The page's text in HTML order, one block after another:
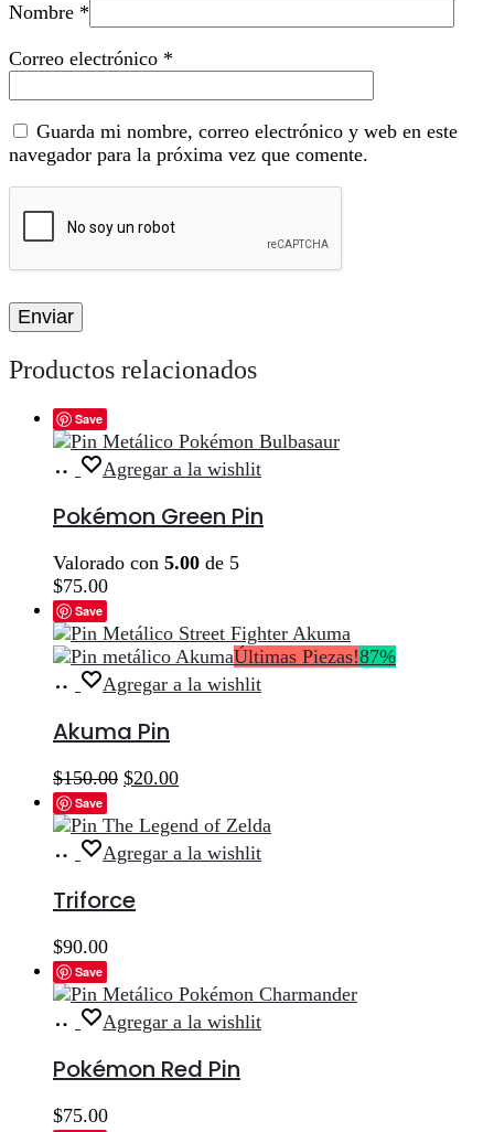
Nombre *
Correo electrónico *
Guarda mi nombre, correo electrónico y web en este
navegador para la próxima vez que comente.
Productos relacionados
Save
Añadir
carrito
Agregar a la wishlit
Pokémon Green Pin
Valorado con 5.00 de 5
$75.00
Save
Últimas Piezas!87%
Añadir
carrito
Agregar a la wishlit
Akuma Pin
$150.00 El
original
era:
$150.00.
$20.00El
actual
es:
Save
Añadir
carrito
Agregar a la wishlit
Triforce
$90.00
Save
Añadir
carrito
Agregar a la wishlit
Pokémon Red Pin
$75.00